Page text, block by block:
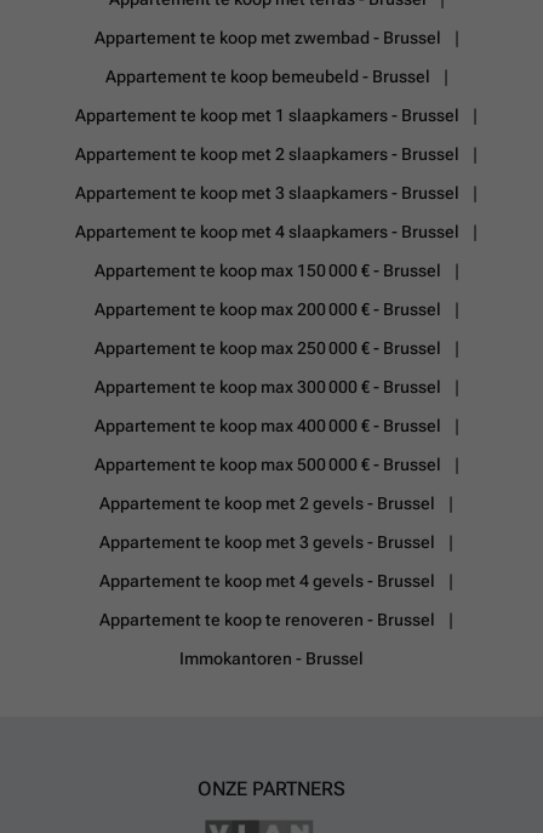
Appartement te koop met zwembad - Brussel
Appartement te koop bemeubeld - Brussel
Appartement te koop met 1 slaapkamers - Brussel
Appartement te koop met 2 slaapkamers - Brussel
Appartement te koop met 3 slaapkamers - Brussel
Appartement te koop met 4 slaapkamers - Brussel
Appartement te koop max 150 000 € - Brussel
Appartement te koop max 200 000 € - Brussel
Appartement te koop max 250 000 € - Brussel
Appartement te koop max 300 000 € - Brussel
Appartement te koop max 400 000 € - Brussel
Appartement te koop max 500 000 € - Brussel
Appartement te koop met 2 gevels - Brussel
Appartement te koop met 3 gevels - Brussel
Appartement te koop met 4 gevels - Brussel
Appartement te koop te renoveren - Brussel
Immokantoren - Brussel
ONZE PARTNERS